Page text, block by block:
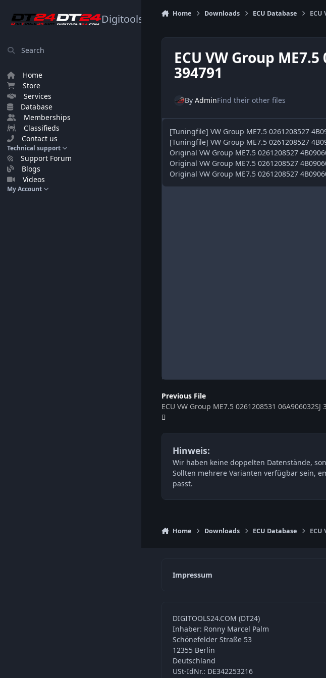
Digitools24.com
Search
Home
Store
Services
Database
Memberships
Classifieds
Contact us
Technical support
Support Forum
Blogs
Videos
My Account
Home Downloads ECU Database ECU
ECU VW Group
394791
By AdminFind their other files
[Tuningfile] VW Group ME7.5 0261208527
[Tuningfile] VW Group ME7.5 0261208527
Original VW Group ME7.5 0261208527
Original VW Group ME7.5 0261208527
Original VW Group ME7.5 0261208527
Previous File
ECU VW Group ME7.5 0261208531 06A906032SJ
Hinweis:
Wir haben keine doppelten Datenstände,
Sollten mehrere Varianten verfügbar sein,
passt.
Home Downloads ECU Database ECU
Impressum
DIGITOOLS24.COM (DT24)
Inhaber: Ronny Marcel Palm
Schönefelder Straße 53
12355 Berlin
Deutschland
USt-IdNr.: DE342253216